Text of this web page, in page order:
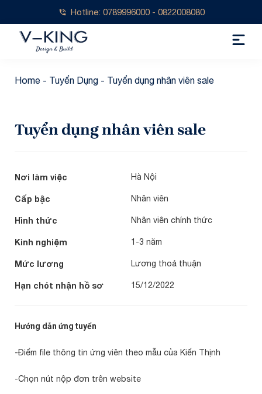
Hotline: 0789996000 - 0822008080
Home - Tuyển Dụng - Tuyển dụng nhân viên sale
Tuyển dụng nhân viên sale
Nơi làm việc Hà Nội
Cấp bậc Nhân viên
Hình thức Nhân viên chính thức
Kinh nghiệm 1-3 năm
Mức lương Lương thoả thuận
Hạn chót nhận hồ sơ 15/12/2022
Hướng dẫn ứng tuyển
-Điểm file thông tin ứng viên theo mẫu của Kiến Thịnh
-Chọn nút nộp đơn trên website